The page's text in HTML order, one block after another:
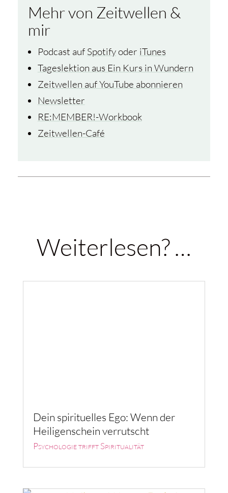
Mehr von Zeitwellen &
mir
Podcast auf Spotifyoder iTunes
Tageslektion aus Ein Kurs in Wundern
Zeitwellen auf YouTube abonnieren
Newsletter
RE:MEMBER!-Workbook
Zeitwellen-Café
Weiterlesen? …
Dein spirituelles Ego: Wenn der
Heiligenschein verrutscht
Psychologie trifft Spiritualität